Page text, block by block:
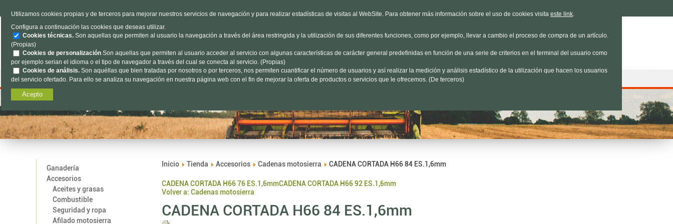
Ganadería Accesorios Agrícola Ofertas Jardín Forestal
Ganadería
Accesorios
Aceites y grasas
Combustible
Seguridad y ropa
Afilado motosierra
Inicio Tienda Accesorios Cadenas motosierra CADENA CORTADA H66 84 ES.1,6mm
CADENA CORTADA H66 76 ES.1,6mmCADENA CORTADA H66 92 ES.1,6mm
Volver a: Cadenas motosierra
CADENA CORTADA H66 84 ES.1,6mm
Utilizamos cookies propias y de terceros para mejorar nuestros servicios de navegación y para realizar estadísticas de visitas al WebSite. Para obtener más información sobre el uso de cookies visita este link.
Configura a continuación las cookies que deseas utilizar.
Cookies técnicas. Son aquellas que permiten al usuario la navegación a través del área restringida y la utilización de sus diferentes funciones, como por ejemplo, llevar a cambio el proceso de compra de un artículo.
(Propias)
Cookies de personalización Son aquellas que permiten al usuario acceder al servicio con algunas características de carácter general predefinidas en función de una serie de criterios en el terminal del usuario como
por ejemplo serian el idioma o el tipo de navegador a través del cual se conecta al servicio. (Propias)
Cookies de análisis. Son aquéllas que bien tratadas por nosotros o por terceros, nos permiten cuantificar el número de usuarios y así realizar la medición y análisis estadístico de la utilización que hacen los usuarios
del servicio ofertado. Para ello se analiza su navegación en nuestra página web con el fin de mejorar la oferta de productos o servicios que le ofrecemos. (De terceros)
Acepto